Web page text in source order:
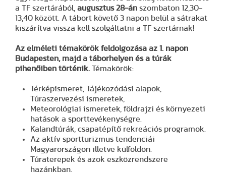
a TF szertárából, augusztus 28-án szombaton 12,30-
13,40 között. A tábort követő 3 napon belül a sátrakat
kiszárítva vissza kell szolgáltatni a TF szertárnak!
Az elméleti témakörök feldolgozása az 1. napon
Budapesten, majd a táborhelyen és a túrák
pihenőiben történik. Témakörök:
Térképismeret, Tájékozódási alapok,
Túraszervezési ismeretek,
Meteorológiai ismeretek, földrajzi és környezeti
hatások a sporttevékenységre.
Kalandtúrák, csapatépítő rekreációs programok.
Az aktív sportturizmus tendenciái
Magyarországon illetve külföldön.
Túraterepek és azok eszközrendszere
hazánkban.